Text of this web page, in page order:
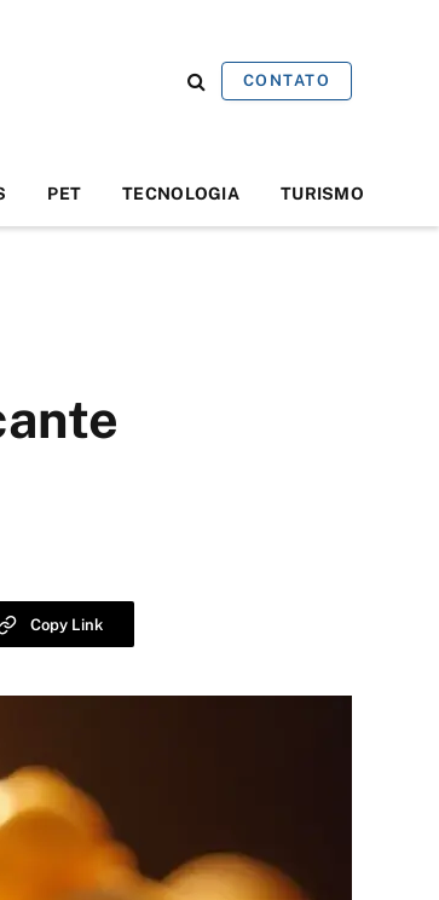
CONTATO
PET TECNOLOGIA TURISMO
Copy Link